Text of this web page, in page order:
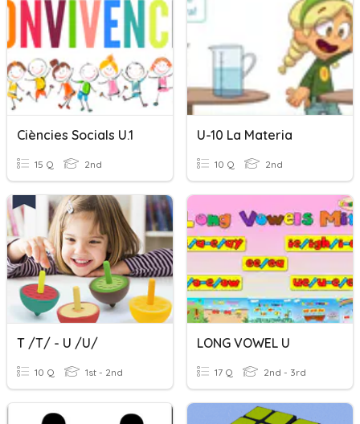
Ciències Socials U.1
15 Q 2nd
U-10 La Materia
10 Q 2nd
T /t/ - U /u/
10 Q 1st - 2nd
LONG VOWEL U
17 Q 2nd - 3rd